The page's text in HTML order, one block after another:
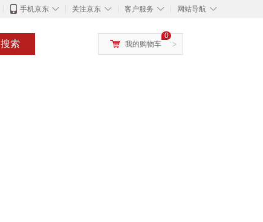
◇
手机京东 ◇
关注京东 ◇
客户服务 ◇
网站导航
搜索 >
0
我的购物车